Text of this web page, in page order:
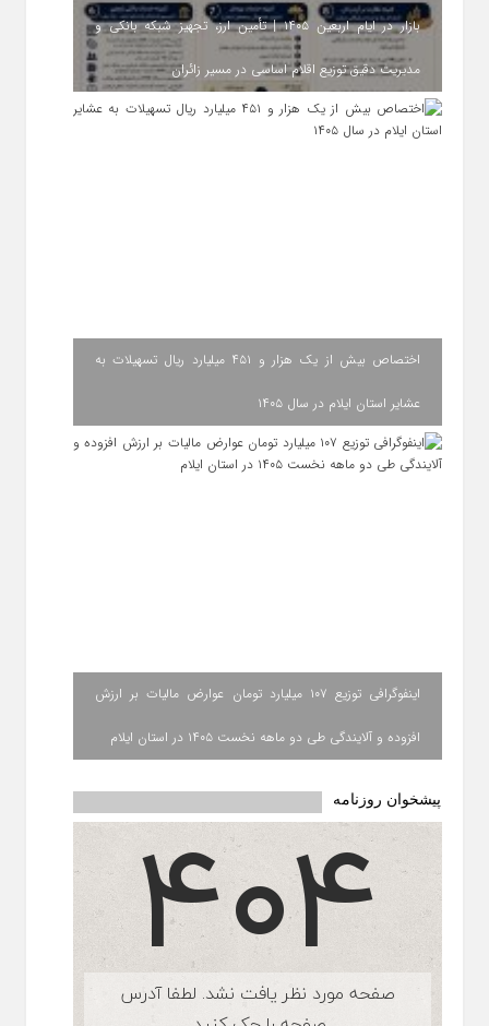
بازار در ایام اربعین ۱۴۰۵ | تأمین ارز، تجهیز شبکه بانکی و
مدیریت دقیق توزیع اقلام اساسی در مسیر زائران
اختصاص بیش از یک هزار و ۴۵۱ میلیارد ریال تسهیلات به
عشایر استان ایلام در سال ۱۴۰۵
اینفوگرافی توزیع ۱۰۷ میلیارد تومان عوارض مالیات بر ارزش
افزوده و آلایندگی طی دو ماهه نخست ۱۴۰۵ در استان ایلام
پیشخوان روزنامه